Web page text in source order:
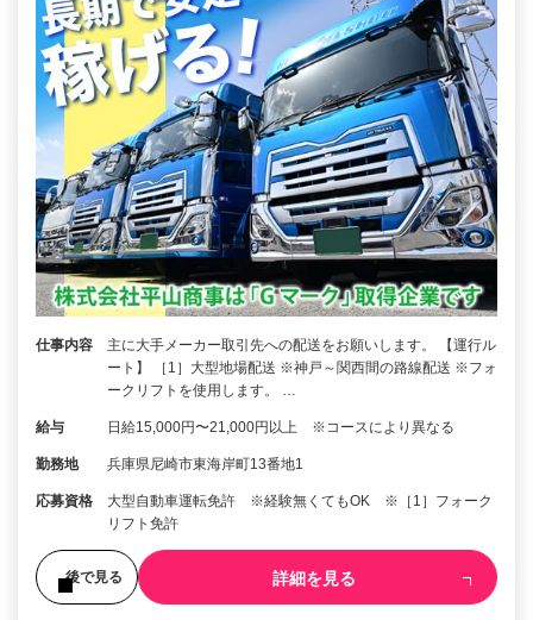
仕事内容
主に大手メーカー取引先への配送をお願いします。 【運行ル
ート】 ［1］大型地場配送 ※神戸～関西間の路線配送 ※フォ
ークリフトを使用します。 …
給与 日給15,000円〜21,000円以上 ※コースにより異なる
勤務地 兵庫県尼崎市東海岸町13番地1
応募資格
大型自動車運転免許 ※経験無くてもOK ※［1］フォーク
リフト免許
後で見る 詳細を見る